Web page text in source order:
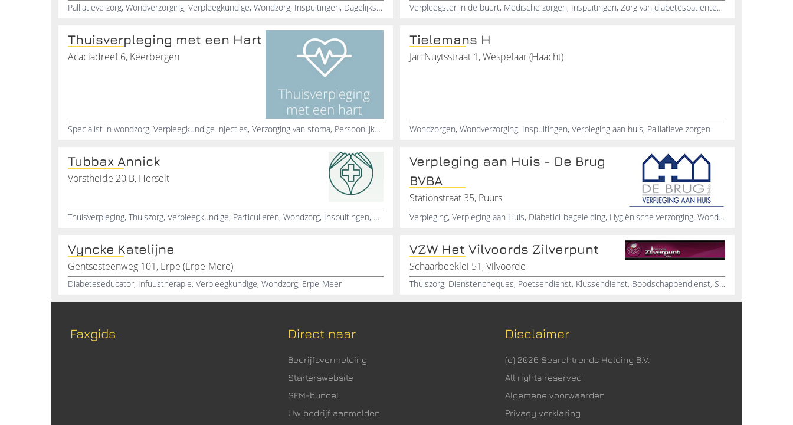
Palliatieve zorg, Wondverzorging, Verpleegkundige, Wondzorg, Inspuitingen, Dagelijkse verzorging, Ouderenzorg, Hulp bij chronische verzorging, Thuisverpleegster, Beste verpleegkundige zorg Verpleegster in de buurt, Medische zorgen, Inspuitingen, Zorg van diabetespatiënten, Wondzorg, Ouderenzorg, Vroedkunde, Zwangerschapsbegeleiding, Palliatieve zorgen, Verpleegster 24u bereikbaar
Thuisverpleging met een Hart
Acaciadreef 6, Keerbergen
Specialist in wondzorg, Verpleegkundige injecties, Verzorging van stoma, Persoonlijke hygiënische verzorging, Compressietherapie aan huis, Opvolging van diabetespatiënten, Begeleiding in de palliatieve fase, Verzorging van voedingssondes, Darmspoeling door thuisverpleegkundige, Aanbrengen van medicinale zalven
Tielemans H
Jan Nuytsstraat 1, Wespelaar (Haacht)
Wondzorgen, Wondverzorging, Inspuitingen, Verpleging aan huis, Palliatieve zorgen
Tubbax Annick
Vorstheide 20 B, Herselt
Thuisverpleging, Thuiszorg, Verpleegkundige, Particulieren, Wondzorg, Inspuitingen, Palliatieve verzorging, Herselt
Verpleging aan Huis - De Brug
BVBA
Stationstraat 35, Puurs
Verpleging, Verpleging aan Huis, Diabetici-begeleiding, Hygiënische verzorging, Wondverzorging, Palliatieve zorg, Afkoppelen chemo, Pijnbegeleiding
Vyncke Katelijne
Gentsesteenweg 101, Erpe (Erpe-Mere)
Diabeteseducator, Infuustherapie, Verpleegkundige, Wondzorg, Erpe-Meer
VZW Het Vilvoords Zilverpunt
Schaarbeeklei 51, Vilvoorde
Thuiszorg, Dienstencheques, Poetsendienst, Klussendienst, Boodschappendienst, Schoonmaakbedrijven
Faxgids Direct naar
Bedrijfsvermelding
Starterswebsite
SEM-bundel
Uw bedrijf aanmelden
Disclaimer
(c) 2026 Searchtrends Holding B.V.
All rights reserved
Algemene voorwaarden
Privacy verklaring